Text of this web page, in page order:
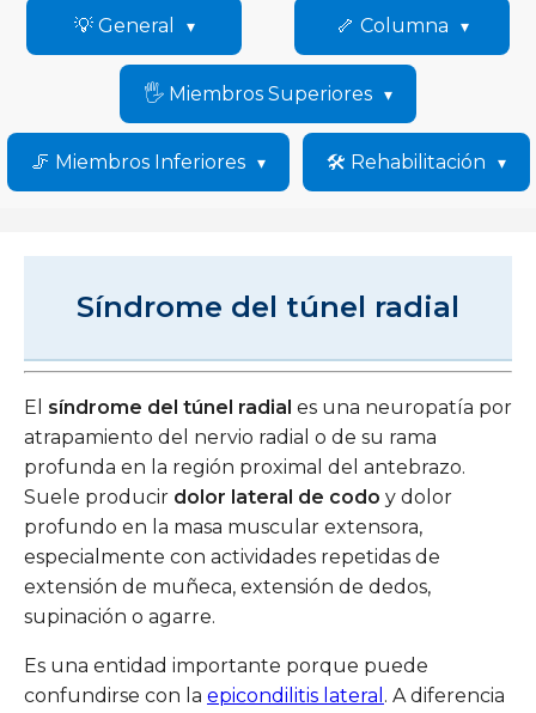
💡 General 🦴 Columna
🖐️ Miembros Superiores
🦵 Miembros Inferiores 🛠️ Rehabilitación
Síndrome del túnel radial
El síndrome del túnel radial es una neuropatía por
atrapamiento del nervio radial o de su rama
profunda en la región proximal del antebrazo.
Suele producir dolor lateral de codo y dolor
profundo en la masa muscular extensora,
especialmente con actividades repetidas de
extensión de muñeca, extensión de dedos,
supinación o agarre.
Es una entidad importante porque puede
confundirse con la epicondilitis lateral . A diferencia